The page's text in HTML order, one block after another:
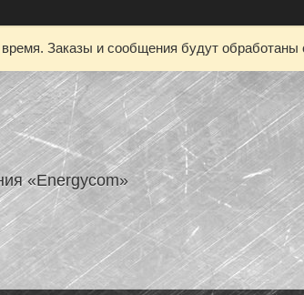
Заказы и сообщения будут обработаны
«Energycom»